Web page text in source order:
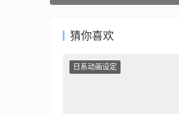
猜你喜欢
日系动画设定